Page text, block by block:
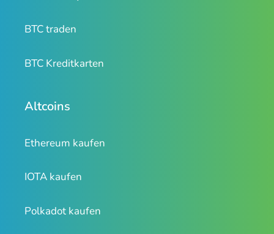
BTC traden
BTC Kreditkarten
Altcoins
Ethereum kaufen
IOTA kaufen
Polkadot kaufen